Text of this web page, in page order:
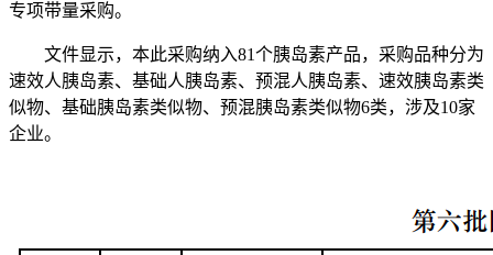
专项带量采购。
文件显示，本此采购纳入81个胰岛素产品，采购品种分为
速效人胰岛素、基础人胰岛素、预混人胰岛素、速效胰岛素类
似物、基础胰岛素类似物、预混胰岛素类似物6类，涉及10家
企业。